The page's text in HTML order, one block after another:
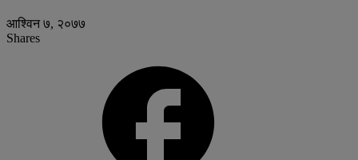
आश्विन ७, २०७७
Shares